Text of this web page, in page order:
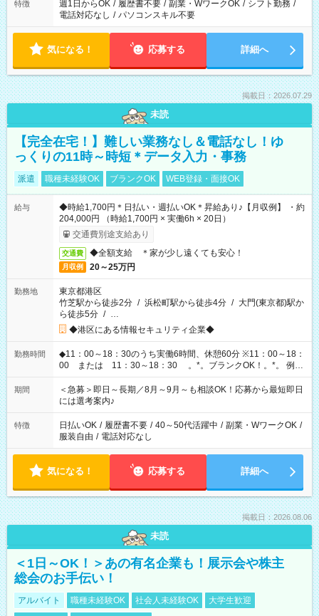
特徴 週1日からOK / 履歴書不要 / 副業・WワークOK / シフト勤務 /
電話対応なし / パソコンスキル不要
気になる！ 応募する 詳細へ
掲載日：2026.07.29
未読
【完全在宅！】難しい業務なし＆電話なし！ゆ
っくりの11時～時短＊データ入力・事務
派遣 職種未経験OK ブランクOK WEB登録・面接OK
給与
◆時給1,700円＊日払い・週払いOK＊昇給あり♪【月収例】 ・約
204,000円 （時給1,700円 × 実働6h × 20日）
交通費別途支給あり
交通費 ◆全額支給 ＊家が少し遠くても安心！
月収例 20～25万円
勤務地
東京都港区
竹芝駅から徒歩2分 / 浜松町駅から徒歩4分 / 大門(東京都)駅か
ら徒歩5分 / …
◆港区にある情報セキュリティ企業◆
勤務時間
◆11：00～18：30のうち実働6時間、休憩60分 ※11：00～18：
00 または 11：30～18：30 。*。ブランクOK！。*。 例え
ば前職が、 在宅/財団法人/事務/コールセンター/受付/販売/カフェ
スタッフ スイーツ販売/ホテルフロント/化粧品販売/など 様々な
業界から入社して活躍されています♪
期間
＜急募＞即日～長期／8月～9月～も相談OK！応募から最短即日
には選考案内♪
特徴 日払いOK / 履歴書不要 / 40～50代活躍中 / 副業・WワークOK /
服装自由 / 電話対応なし
気になる！ 応募する 詳細へ
掲載日：2026.08.06
未読
＜1日～OK！＞あの有名企業も！展示会や株主
総会のお手伝い！
アルバイト 職種未経験OK 社会人未経験OK
大学生歓迎